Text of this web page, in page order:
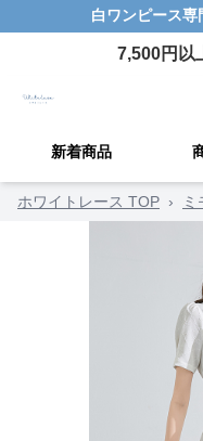
白ワンピース専
7,500円以
新着商品
ホワイトレース TOP ›